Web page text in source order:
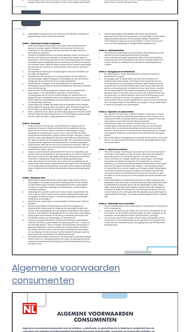
Algemene voorwaarden
consumenten